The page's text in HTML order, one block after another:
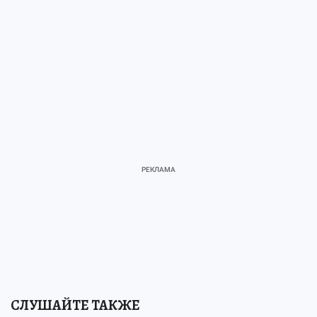
СЛУШАЙТЕ ТАКЖЕ